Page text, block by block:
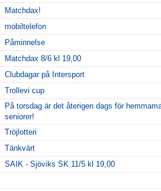
Matchdax!
mobiltelefon
Påminnelse
Matchdax 8/6 kl 19,00
Clubdagar på Intersport
Trollevi cup
På torsdag är det återigen dags för
seniorer!
Tröjlotteri
Tänkvärt
SAIK - Sjöviks SK 11/5 kl 19,00